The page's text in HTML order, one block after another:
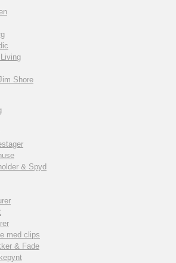
Shore
& Spyd
med clips
& Fade